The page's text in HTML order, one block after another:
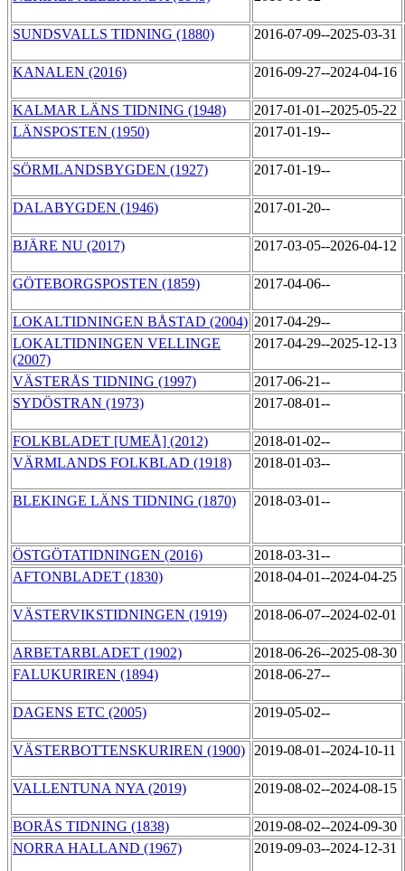
SUNDSVALLS TIDNING (1880) 2016-07-09--2025-03-31
KANALEN (2016) 2016-09-27--2024-04-16
KALMAR LÄNS TIDNING (1948)
2017-01-01--2025-05-22
LÄNSPOSTEN (1950)
2017-01-19--
SÖRMLANDSBYGDEN (1927) 2017-01-19--
DALABYGDEN (1946) 2017-01-20--
BJÄRE NU (2017) 2017-03-05--2026-04-12
GÖTEBORGSPOSTEN (1859) 2017-04-06--
LOKALTIDNINGEN BÅSTAD (2004) 2017-04-29--
LOKALTIDNINGEN VELLINGE
(2007)
2017-04-29--2025-12-13
VÄSTERÅS TIDNING (1997)
2017-06-21--
SYDÖSTRAN (1973)
2017-08-01--
FOLKBLADET [UMEÅ] (2012)
2018-01-02--
VÄRMLANDS FOLKBLAD (1918)
2018-01-03--
BLEKINGE LÄNS TIDNING (1870) 2018-03-01--
ÖSTGÖTATIDNINGEN (2016)
2018-03-31--
AFTONBLADET (1830)
2018-04-01--2024-04-25
VÄSTERVIKSTIDNINGEN (1919) 2018-06-07--2024-02-01
ARBETARBLADET (1902)
2018-06-26--2025-08-30
FALUKURIREN (1894)
2018-06-27--
DAGENS ETC (2005) 2019-05-02--
VÄSTERBOTTENSKURIREN (1900) 2019-08-01--2024-10-11
VALLENTUNA NYA (2019) 2019-08-02--2024-08-15
BORÅS TIDNING (1838)
2019-08-02--2024-09-30
NORRA HALLAND (1967)
2019-09-03--2024-12-31